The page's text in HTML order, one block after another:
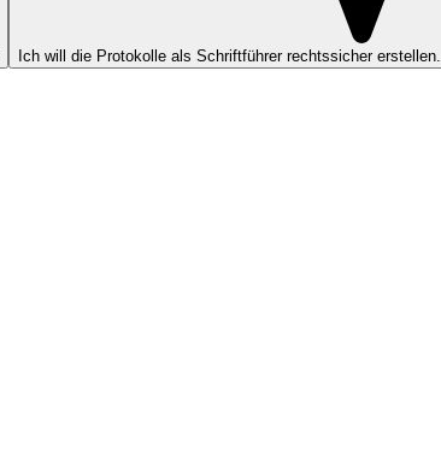
Ich will die Protokolle als Schriftführer rechtssicher erstellen.